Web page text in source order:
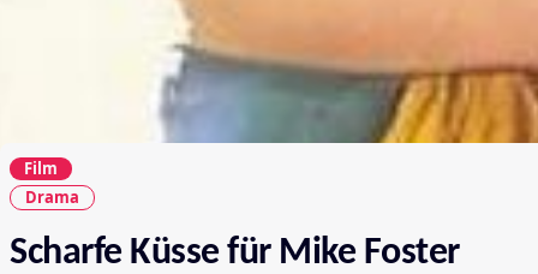
Film
Drama
Scharfe Küsse für Mike Foster